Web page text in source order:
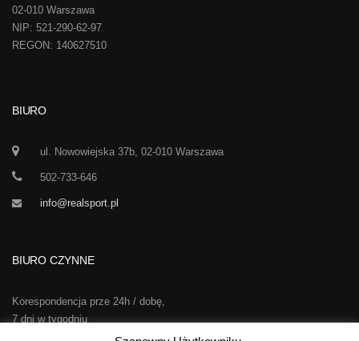
02-010 Warszawa
NIP: 521-290-62-97
REGON: 140627510
BIURO
ul. Nowowiejska 37b, 02-010 Warszawa
502-733-646
info@realsport.pl
BIURO CZYNNE
Korespondencja prze 24h / dobę,
7 dni w tygodniu